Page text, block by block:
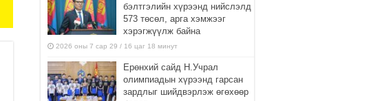
бэлтгэлийн хүрээнд нийслэлд
573 төсөл, арга хэмжээг
хэрэгжүүлж байна
2026 оны 7 сар 29 / 16 цаг 18 минут
Ерөнхий сайд Н.Учрал
олимпиадын хүрээнд гарсан
зардлыг шийдвэрлэж өгөхөөр